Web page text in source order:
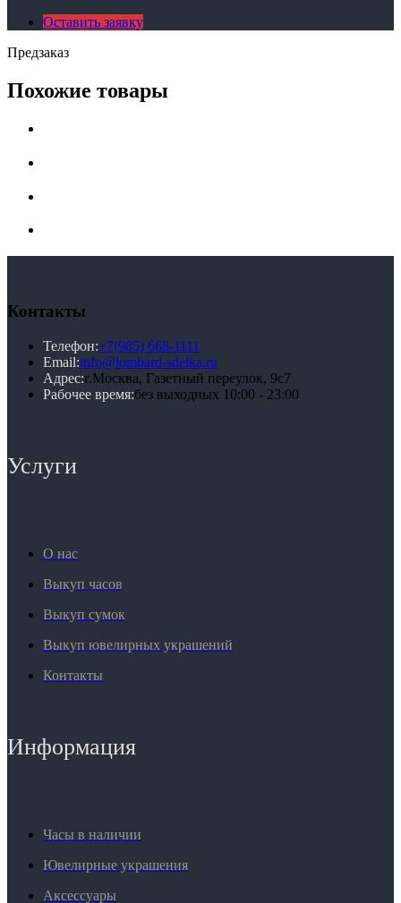
Оставить заявку
Предзаказ
Похожие товары
Контакты
Телефон:+7(985) 668-1111
Email:info@lombard-sdelka.ru
Адрес:г.Москва, Газетный переулок, 9с7
Рабочее время:без выходных 10:00 - 23:00
Услуги
О нас
Выкуп часов
Выкуп сумок
Выкуп ювелирных украшений
Контакты
Информация
Часы в наличии
Ювелирные украшения
Аксессуары